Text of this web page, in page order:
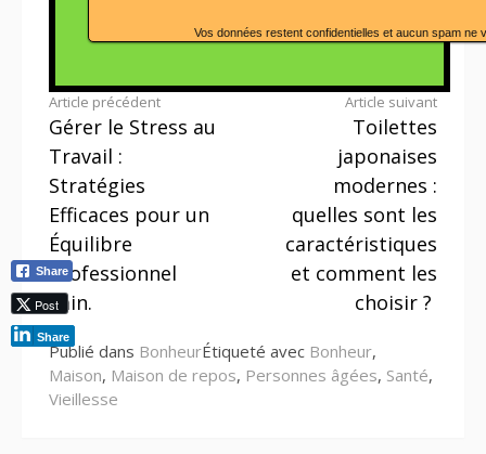
Vos données restent confidentielles et aucun spam ne
Lire
la
suite
Article précédent
Gérer le Stress au
Travail :
Stratégies
Efficaces pour un
Équilibre
Professionnel
Sain.
Article suivant
Toilettes
japonaises
modernes :
quelles sont les
caractéristiques
et comment les
choisir ?
Publié dans BonheurÉtiqueté avec Bonheur,
Maison, Maison de repos, Personnes âgées, Santé,
Vieillesse
Share
Post
Share